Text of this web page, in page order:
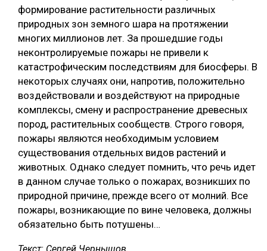
формирование растительности различных
природных зон земного шара на протяжении
многих миллионов лет. За прошедшие годы
неконтролируемые пожары не привели к
катастрофическим последствиям для биосферы. В
некоторых случаях они, напротив, положительно
воздействовали и воздействуют на природные
комплексы, смену и распространение древесных
пород, растительных сообществ. Строго говоря,
пожары являются необходимым условием
существования отдельных видов растений и
животных. Однако следует помнить, что речь идет
в данном случае только о пожарах, возникших по
природной причине, прежде всего от молний. Все
пожары, возникающие по вине человека, должны
обязательно быть потушены…